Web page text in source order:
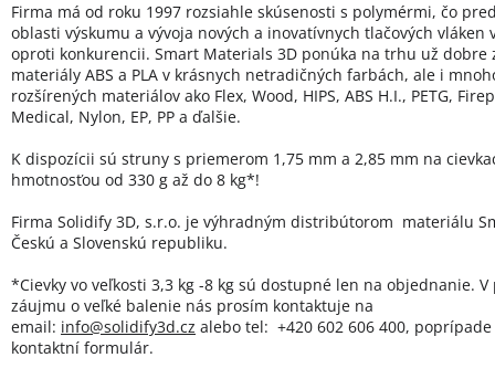
Firma má od roku 1997 rozsiahle skúsenosti s polymérmi, čo
oblasti výskumu a vývoja nových a inovatívnych tlačových vláken
oproti konkurencii. Smart Materials 3D ponúka na trhu už dobre
materiály ABS a PLA v krásnych netradičných farbách, ale i
rozšírených materiálov ako Flex, Wood, HIPS, ABS H.I., PETG,
Medical, Nylon, EP, PP a ďalšie.
K dispozícii sú struny s priemerom 1,75 mm a 2,85 mm na
hmotnosťou od 330 g až do 8 kg*!
Firma Solidify 3D, s.r.o. je výhradným distribútorom materiálu
Českú a Slovenskú republiku.
*Cievky vo veľkosti 3,3 kg -8 kg sú dostupné len na objednanie.
záujmu o veľké balenie nás prosím kontaktuje na
email: info@solidify3d.cz alebo tel: +420 602 606 400,
kontaktní formulár.